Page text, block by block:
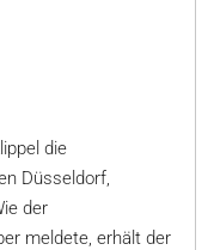
die
Düsseldorf,
der
meldete, erhält der